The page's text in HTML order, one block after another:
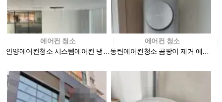
에어컨 청소
안양에어컨청소 시스템에어컨 냉난방기 청소 사무실
에어컨 청소
동탄에어컨청소 곰팡이 제거 에이스홈케어